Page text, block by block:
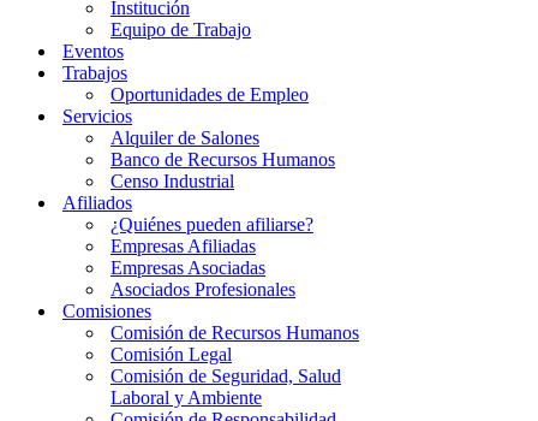
Institución
Equipo de Trabajo
Eventos
Trabajos
Oportunidades de Empleo
Servicios
Alquiler de Salones
Banco de Recursos Humanos
Censo Industrial
Afiliados
¿Quiénes pueden afiliarse?
Empresas Afiliadas
Empresas Asociadas
Asociados Profesionales
Comisiones
Comisión de Recursos Humanos
Comisión Legal
Comisión de Seguridad, Salud
Laboral y Ambiente